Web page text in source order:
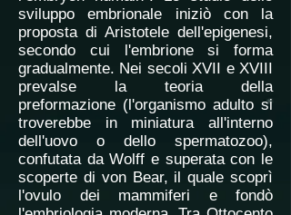
sviluppo embrionale iniziò con la
proposta di Aristotele dell'epigenesi,
secondo cui l'embrione si forma
gradualmente. Nei secoli XVII e XVIII
prevalse la teoria della
preformazione (l'organismo adulto si
troverebbe in miniatura all'interno
dell'uovo o dello spermatozoo),
confutata da Wolff e superata con le
scoperte di von Bear, il quale scoprì
l'ovulo dei mammiferi e fondò